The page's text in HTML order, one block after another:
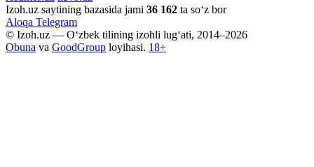
Izoh.uz saytining bazasida jami 36 162 ta so‘z bor
Aloqa Telegram
© Izoh.uz — O‘zbek tilining izohli lug‘ati, 2014–2026
Obuna va GoodGroup loyihasi. 18+